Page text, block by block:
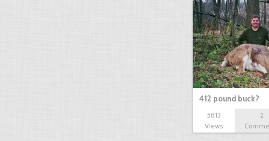
412 pound buck?
5813
Views
2